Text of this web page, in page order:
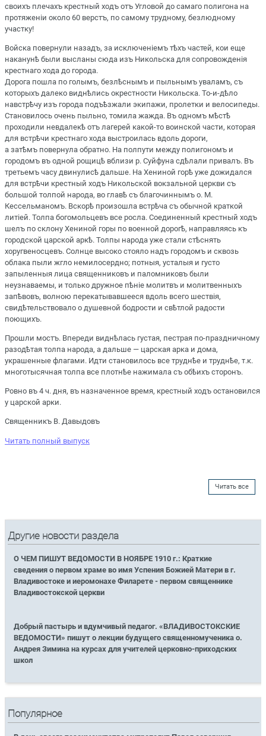
своихъ плечахъ крестный ходъ отъ Угловой до самаго полигона на
протяженіи около 60 верстъ, по самому трудному, безлюдному
участку!
Войска повернули назадъ, за исключеніемъ тѣхъ частей, кои еще
наканунѣ были высланы сюда изъ Никольска для сопровожденія
крестнаго хода до города.
Дорога пошла по голымъ, безлѣснымъ и пыльнымъ уваламъ, съ
которыхъ далеко виднѣлись окрестности Никольска. То-и-дѣло
навстрѣчу изъ города подъѣзжали экипажи, пролетки и велосипеды.
Становилось очень пыльно, томила жажда. Въ одномъ мѣстѣ
проходили невдалекѣ отъ лагерей какой-то воинской части, которая
для встрѣчи крестнаго хода выстроилась вдоль дороги,
а затѣмъ повернула обратно. На полпути между полигономъ и
городомъ въ одной рощицѣ вблизи р. Суйфуна сдѣлали привалъ. Въ
третьемъ часу двинулисѣ дальше. На Хениной горѣ уже дожидался
для встрѣчи крестный ходъ Никольской вокзальной церкви съ
большой толпой народа, во главѣ съ благочиннымъ о. М.
Кессельманомъ. Вскорѣ произошла встрѣча съ обычной краткой
литіей. Толпа богомольцевъ все росла. Соединенный крестный ходъ
шелъ по склону Хениной горы по военной дорогѣ, направляясь къ
городской царской аркѣ. Толпы народа уже стали стѣснять
хоругвеносцевъ. Солнце высоко стояло надъ городомъ и сквозь
облака пыли жгло немилосердно; потныя, усталыя и густо
запыленныя лица священниковъ и паломниковъ были
неузнаваемы, и только дружное пѣніе молитвъ и молитвенныхъ
запѣвовъ, волною перекатывавшееся вдоль всего шествія,
свидѣтельствовало о душевной бодрости и свѣтлой радости
поющихъ.
Прошли мостъ. Впереди виднѣлась густая, пестрая по-праздничному
разодѣтая толпа народа, а дальше — царская арка и дома,
украшенные флагами. Идти становилось все труднѣе и труднѣе, т.к.
многотысячная толпа все плотнѣе нажимала съ обѣихъ сторонъ.
Ровно въ 4 ч. дня, въ назначенное время, крестный ходъ остановился
у царской арки.
Священникъ В. Давыдовъ
Читать полный выпуск
Читать все
Другие новости раздела
О ЧЕМ ПИШУТ ВЕДОМОСТИ В НОЯБРЕ 1910 г.: Краткие
сведения о первом храме во имя Успения Божией Матери в г.
Владивостоке и иеромонахе Филарете - первом священнике
Владивостокской церкви
Добрый пастырь и вдумчивый педагог. «ВЛАДИВОСТОКСКИЕ
ВЕДОМОСТИ» пишут о лекции будущего священномученика о.
Андрея Зимина на курсах для учителей церковно-приходских
школ
Популярное